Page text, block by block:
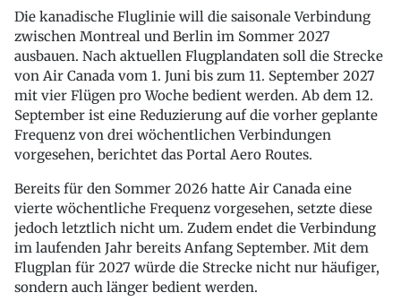
Die kanadische Fluglinie will die saisonale Verbindung
zwischen Montreal und Berlin im Sommer 2027
ausbauen. Nach aktuellen Flugplandaten soll die Strecke
von Air Canada vom 1. Juni bis zum 11. September 2027
mit vier Flügen pro Woche bedient werden. Ab dem 12.
September ist eine Reduzierung auf die vorher geplante
Frequenz von drei wöchentlichen Verbindungen
vorgesehen, berichtet das Portal Aero Routes.
Bereits für den Sommer 2026 hatte Air Canada eine
vierte wöchentliche Frequenz vorgesehen, setzte diese
jedoch letztlich nicht um. Zudem endet die Verbindung
im laufenden Jahr bereits Anfang September. Mit dem
Flugplan für 2027 würde die Strecke nicht nur häufiger,
sondern auch länger bedient werden.